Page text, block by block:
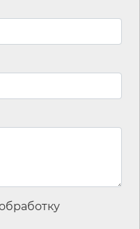
Плюс для
кадрам и юриста
правовая